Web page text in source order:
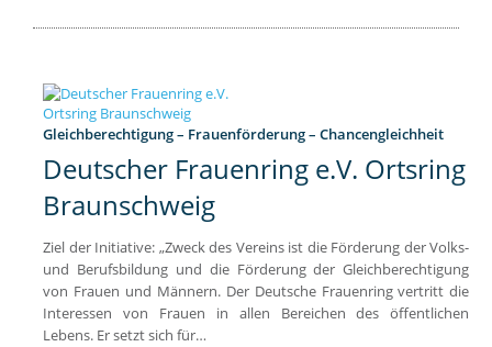
Gleichberechtigung – Frauenförderung – Chancengleichheit
Deutscher Frauenring e.V. Ortsring
Braunschweig
Ziel der Initiative: „Zweck des Vereins ist die Förderung der Volks-
und Berufsbildung und die Förderung der Gleichberechtigung
von Frauen und Männern. Der Deutsche Frauenring vertritt die
Interessen von Frauen in allen Bereichen des öffentlichen
Lebens. Er setzt sich für…